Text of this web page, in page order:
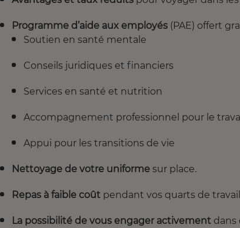
Programme d’aide aux employés (PAE) offert
Soutien en santé mentale
Conseils juridiques et financiers
Services en santé et nutrition
Accompagnement professionnel pour le
Appui pour les transitions de vie
Nettoyage de votre uniforme sur place.
Repas à faible coût pendant vos quarts de
La possibilité de vous engager activement dans